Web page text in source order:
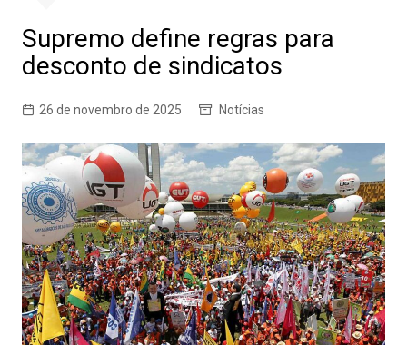
Supremo define regras para
desconto de sindicatos
26 de novembro de 2025 Notícias